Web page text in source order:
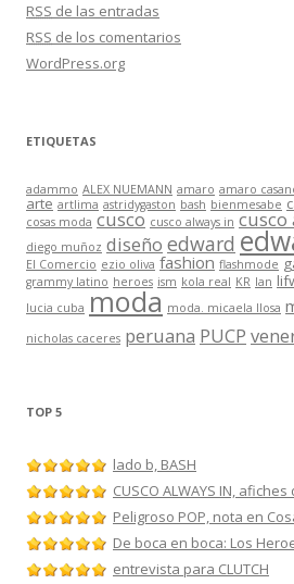
RSS de las entradas
RSS de los comentarios
WordPress.org
ETIQUETAS
adammo ALEX NUEMANN amaro amaro
arte artlima astridygaston bash bienmesabe
cosas moda cusco cusco always in cusco
diego muñoz diseño edward
El Comercio ezio oliva fashion flashmode
grammy latino heroes ism kola real KR lan
lucia cuba moda moda. micaela llosa
nicholas caceres peruana PUCP
TOP 5
lado b, BASH
CUSCO ALWAYS IN,
Peligroso POP, nota en
De boca en boca: Los
entrevista para CLUTCH